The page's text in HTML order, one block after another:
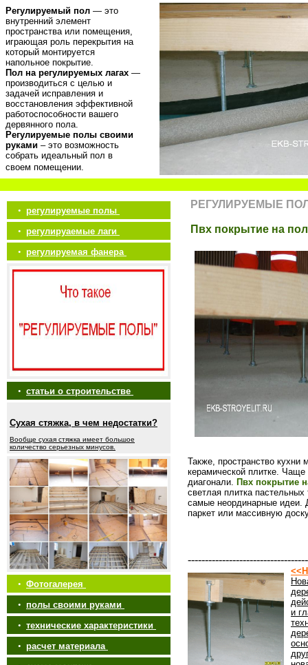
Регулируемый пол — это
внутренний элемент
пространства или помещения,
играющая роль перекрытия на
который монтируется
напольное покрытие.
Пол на регулируемых лагах —
производиться с целью и
задачей исправления и
восстановления эффективной
работоспособности вашего
дервянного пола.
Регулируемые полы своими
руками – это возможность
собрать идеальный пол в
своем помещении.
• регулируемые полы
• регулируаемые лаги
• регулируемая фанера
• статьи о строительстве
Сухая стяжка, в чем недостатки?
Вообще сухая стяжка имеет большое
количество серьезных минусов.
• Фотогалерея
• полы своими руками
• технические характеристики
• расчет материала
РЕГУЛИРУЕМЫЕ
Пвх покрытие на
Также, пространство
керамической плитке.
диагонали. Пвх покрытие
светлая плитка
самые неординарные идеи.
паркет или массивную
и